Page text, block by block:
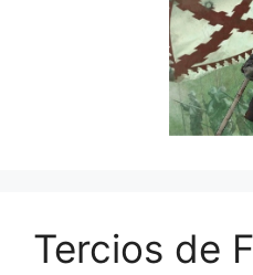
Tercios de